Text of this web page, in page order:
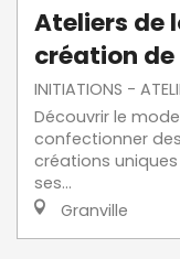
Ateliers de
création
INITIATIONS -
Découvrir le
confectionner
créations
ses...
Granville